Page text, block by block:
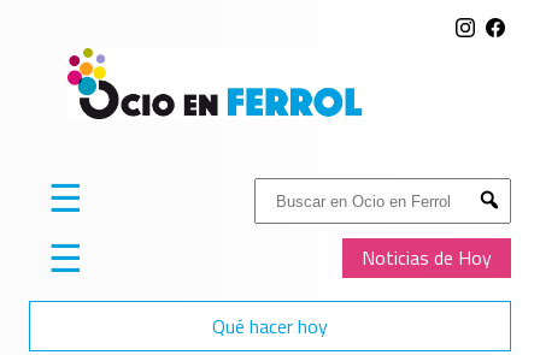
Buscar:
Submit
Noticias de Hoy
☰
☰
Qué hacer hoy